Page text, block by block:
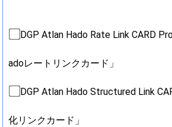
DGP Atlan Hado Rate Link CARD
adoレートリンクカード」
DGP Atlan Hado Structured Link
化リンクカード」